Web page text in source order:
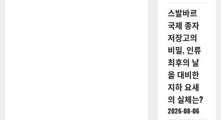
스발바르
국제 종자
저장고의
비밀, 인류
최후의 날
을 대비한
지하 요새
의 실체는?
2026-08-06